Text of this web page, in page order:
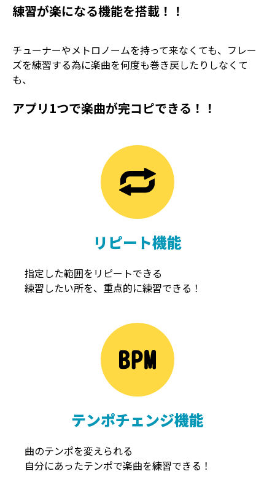
練習が楽になる機能を搭載！！
チューナーやメトロノームを持って来なくても、フレー
ズを練習する為に楽曲を何度も巻き戻したりしなくて
も、
アプリ1つで楽曲が完コピできる！！
リピート機能
指定した範囲をリピートできる
練習したい所を、重点的に練習できる！
テンポチェンジ機能
曲のテンポを変えられる
自分にあったテンポで楽曲を練習できる！